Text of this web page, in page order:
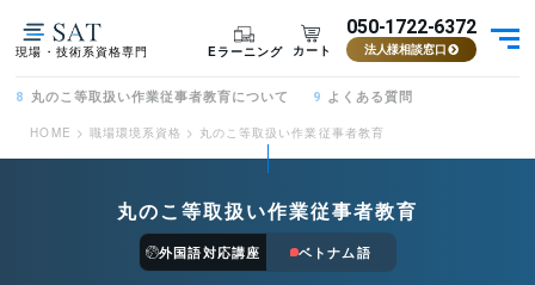
現場・技術系資格専門 Eラーニング カート
050-1722-6372
法人様相談窓口
8 丸のこ等取扱い作業従事者教育について 9 よくある質問
HOME > 職場環境系資格 > 丸のこ等取扱い作業従事者教育
丸のこ等取扱い作業従事者教育
外国語対応講座 ベトナム語